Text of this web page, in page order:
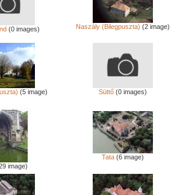
(0 images) Naszály (Bilegpuszta) (2 image)
(5 image) Süttő (0 images)
image)
Tata (6 image)